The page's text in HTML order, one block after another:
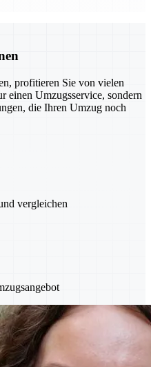
profitieren Sie von vielen
einen Umzugsservice, sondern
die Ihren Umzug noch
vergleichen